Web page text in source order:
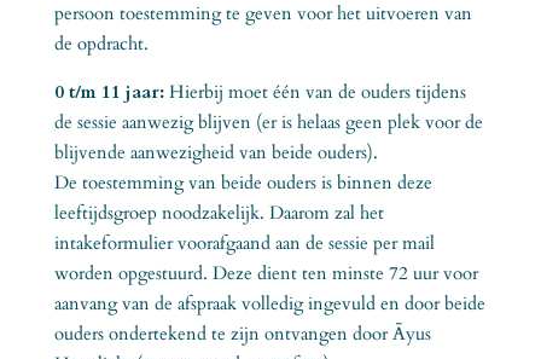
persoon toestemming te geven voor het uitvoeren van
de opdracht.
0 t/m 11 jaar:Hierbij moet één van de ouders tijdens
de sessie aanwezig blijven (er is helaas geen plek voor de
blijvende aanwezigheid van beide ouders​).
De toestemming van beide ouders is binnen deze
leeftijdsgroep noodzakelijk. Daarom zal het
intakeformulier voorafgaand aan de sessie per mail
worden opgestuurd. Deze dient ten minste 72 uur voor
aanvang van de afspraak volledig ingevuld en door beide
ouders ondertekend te zijn ontvangen door Āyus